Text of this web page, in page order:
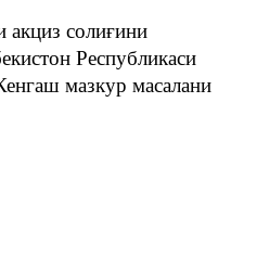
солиғини
Республикаси
мазкур масалани